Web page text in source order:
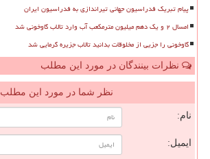
پیام تبریک فدراسیون جهانی تیراندازی به فدراسیون ایران
امسال ۲ و یک دهم میلیون مترمکعب آب وارد تالاب گاوخونی شد
گاوخونی را جزیی از مخلوقات بدانید تالاب جزیره گرمایی شد
نظرات بینندگان در مورد این مطلب
نظر شما در مورد این مطلب
نام:
ایمیل: